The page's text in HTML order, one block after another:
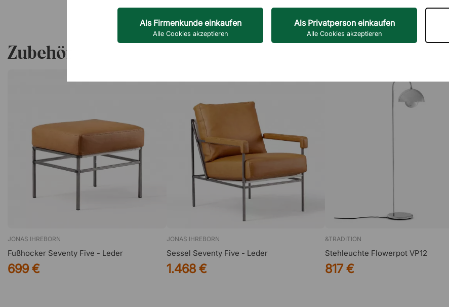
Als Firmenkunde einkaufen
Alle Cookies akzeptieren
Als Privatperson einkaufen
Alle Cookies akzeptieren
Zubehör
JONAS IHREBORN
Fußhocker Seventy Five - Leder
699 €
JONAS IHREBORN
Sessel Seventy Five - Leder
1.468 €
&TRADITION
Stehleuchte Flowerpot VP12
817 €